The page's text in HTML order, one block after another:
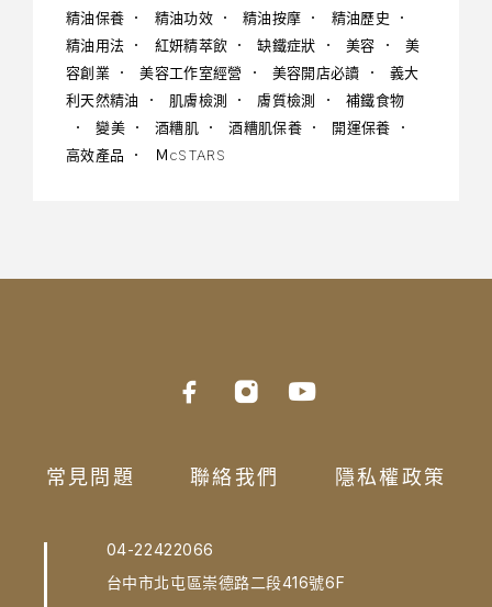
精油保養
精油功效 精油按摩
精油歷史
精油用法
紅妍精萃飲 缺鐵症狀 美容
美
容創業
美容工作室經營 美容開店必讀
義大
利天然精油
肌膚檢測 膚質檢測
補鐵食物
變美
酒糟肌 酒糟肌保養
開運保養
高效產品
ＭcSTARS
常見問題 聯絡我們 隱私權政策
04-22422066
台中市北屯區崇德路二段416號6F